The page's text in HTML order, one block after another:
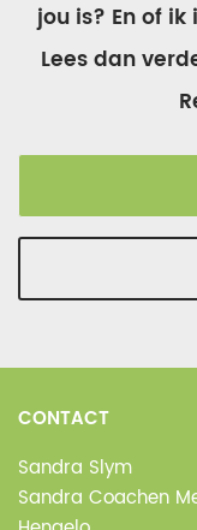
jou is? En of
Lees dan
CONTACT
Sandra Slym
Sandra Coachen